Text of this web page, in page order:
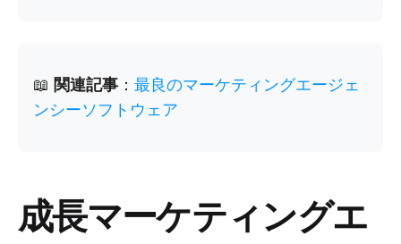
📖 関連記事 ： 最良のマーケティングエージェ
ンシーソフトウェア
成長マーケティングエ